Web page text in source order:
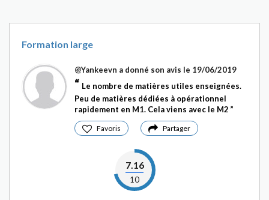
Formation large
@Yankeevn a donné son avis le 19/06/2019
Le nombre de matières utiles enseignées.
Peu de matières dédiées à opérationnel
rapidement en M1. Cela viens avec le M2
Favoris Partager
7.16
10